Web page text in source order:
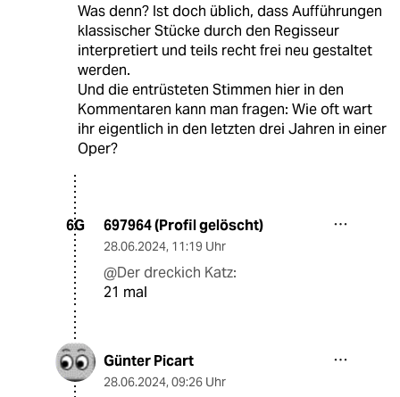
Was denn? Ist doch üblich, dass Aufführungen
klassischer Stücke durch den Regisseur
interpretiert und teils recht frei neu gestaltet
werden.
Und die entrüsteten Stimmen hier in den
Kommentaren kann man fragen: Wie oft wart
ihr eigentlich in den letzten drei Jahren in einer
Oper?
6G 697964 (Profil gelöscht)
28.06.2024, 11:19 Uhr
@Der dreckich Katz:
21 mal
Günter Picart
28.06.2024, 09:26 Uhr